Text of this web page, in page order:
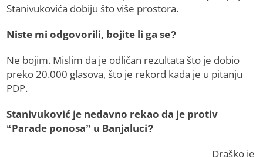
Stanivukovića dobiju što više prostora.
Niste mi odgovorili, bojite li ga se?
Ne bojim. Mislim da je odličan rezultata što je dobio
preko 20.000 glasova, što je rekord kada je u pitanju
PDP.
Stanivuković je nedavno rekao da je protiv
“Parade ponosa” u Banjaluci?
Draško je